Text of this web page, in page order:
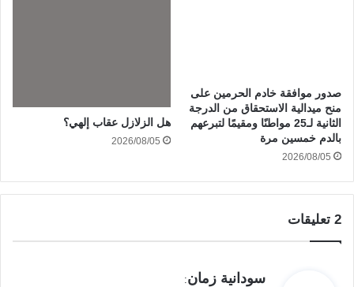
صدور موافقة خادم الحرمين على
منح ميدالية الاستحقاق من الدرجة
الثانية لـ25 مواطنًا ومقيمًا لتبرعهم
بالدم خمسين مرة
2026/08/05
هل الزلازل عقاب إلهي؟
2026/08/05
‫2 تعليقات
يسودانية زمان: